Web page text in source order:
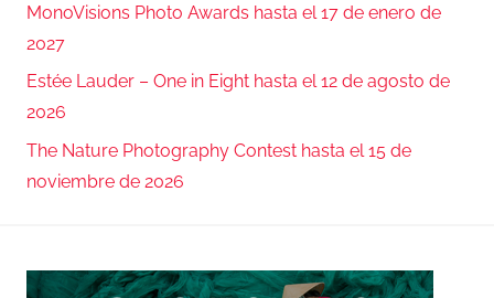
MonoVisions Photo Awards hasta el 17 de enero de
2027
Estée Lauder – One in Eight hasta el 12 de agosto de
2026
The Nature Photography Contest hasta el 15 de
noviembre de 2026